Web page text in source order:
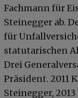
Fachmann für
Steinegger ab.
für
statutarischen
Drei
Präsident. 2011
Steinegger,